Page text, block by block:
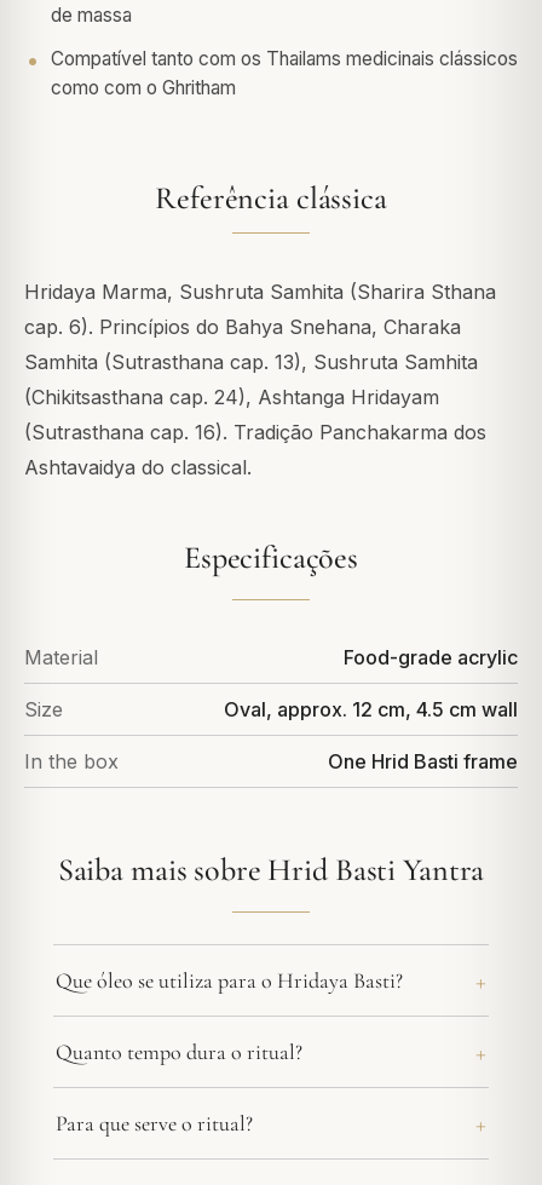
de massa
Compatível tanto com os Thailams medicinais clássicos
como com o Ghritham
Referência clássica
Hridaya Marma, Sushruta Samhita (Sharira Sthana
cap. 6). Princípios do Bahya Snehana, Charaka
Samhita (Sutrasthana cap. 13), Sushruta Samhita
(Chikitsasthana cap. 24), Ashtanga Hridayam
(Sutrasthana cap. 16). Tradição Panchakarma dos
Ashtavaidya do classical.
Especificações
Material Food-grade acrylic
Size Oval, approx. 12 cm, 4.5 cm wall
In the box One Hrid Basti frame
Saiba mais sobre Hrid Basti Yantra
Que óleo se utiliza para o Hridaya Basti?
Quanto tempo dura o ritual?
Para que serve o ritual?